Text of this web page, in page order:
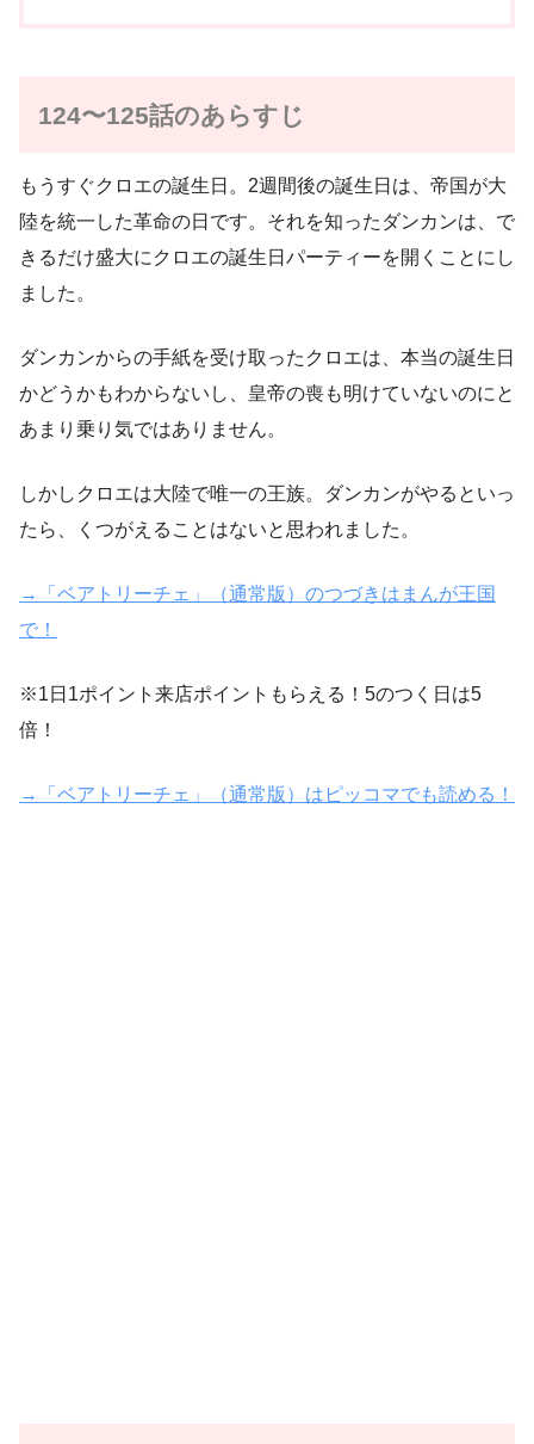
124〜125話のあらすじ
もうすぐクロエの誕生日。2週間後の誕生日は、帝国が大
陸を統一した革命の日です。それを知ったダンカンは、で
きるだけ盛大にクロエの誕生日パーティーを開くことにし
ました。
ダンカンからの手紙を受け取ったクロエは、本当の誕生日
かどうかもわからないし、皇帝の喪も明けていないのにと
あまり乗り気ではありません。
しかしクロエは大陸で唯一の王族。ダンカンがやるといっ
たら、くつがえることはないと思われました。
→「ベアトリーチェ」（通常版）のつづきはまんが王国
で！
※1日1ポイント来店ポイントもらえる！5のつく日は5
倍！
→「ベアトリーチェ」（通常版）はピッコマでも読める！